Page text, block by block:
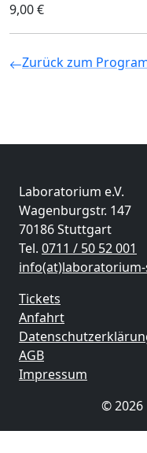
9,00 €
Zurück zum
Laboratorium e.V.
Wagenburgstr. 147
70186 Stuttgart
Tel. 0711 / 50 52 001
Tickets
Anfahrt
AGB
Impressum
© 2026